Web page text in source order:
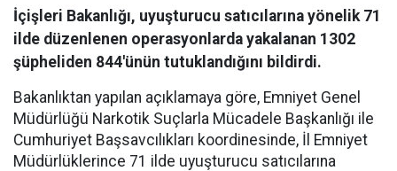
İçişleri Bakanlığı, uyuşturucu satıcılarına yönelik 71
ilde düzenlenen operasyonlarda yakalanan 1302
şüpheliden 844'ünün tutuklandığını bildirdi.
Bakanlıktan yapılan açıklamaya göre, Emniyet Genel
Müdürlüğü Narkotik Suçlarla Mücadele Başkanlığı ile
Cumhuriyet Başsavcılıkları koordinesinde, İl Emniyet
Müdürlüklerince 71 ilde uyuşturucu satıcılarına